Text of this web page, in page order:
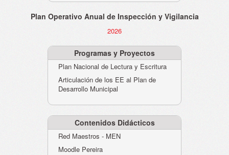
Plan Operativo Anual de Inspección y Vigilancia
2026
Programas y Proyectos
Plan Nacional de Lectura y Escritura
Articulación de los EE al Plan de
Desarrollo Municipal
Contenidos Didácticos
Red Maestros - MEN
Moodle Pereira